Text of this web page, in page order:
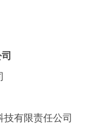
有限责任公司